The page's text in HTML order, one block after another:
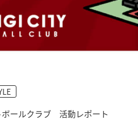
ボールクラブ 活動レポート